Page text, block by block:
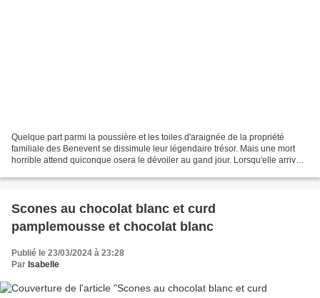
Quelque part parmi la poussière et les toiles d'araignée de la propriété
familiale des Benevent se dissimule leur légendaire trésor. Mais une mort
horrible attend quiconque osera le dévoiler au gand jour. Lorsqu'elle arrive
Scones au chocolat blanc et curd
pamplemousse et chocolat blanc
Publié le 23/03/2024 à 23:28
Par Isabelle